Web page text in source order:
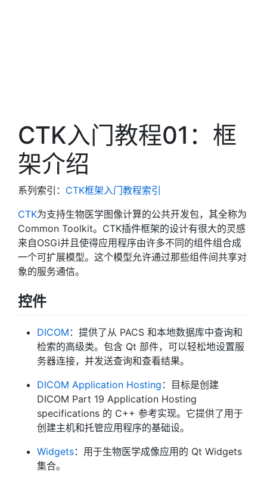
CTK入门教程01：框
架介绍
系列索引： CTK框架入门教程索引
CTK为支持生物医学图像计算的公共开发包，其全称为
Common Toolkit。CTK插件框架的设计有很大的灵感
来自OSGi并且使得应用程序由许多不同的组件组合成
一个可扩展模型。这个模型允许通过那些组件间共享对
象的服务通信。
控件
DICOM ：提供了从 PACS 和本地数据库中查询和
检索的高级类。包含 Qt 部件，可以轻松地设置服
务器连接，并发送查询和查看结果。
DICOM Application Hosting ：目标是创建
DICOM Part 19 Application Hosting
specifications 的 C++ 参考实现。它提供了用于
创建主机和托管应用程序的基础设。
Widgets：用于生物医学成像应用的 Qt Widgets
集合。